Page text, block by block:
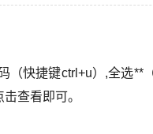
快捷键ctrl+u）,全选**
查看即可。